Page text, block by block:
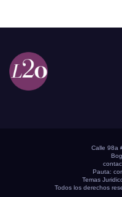
Calle 98a
Pauta:
Temas
Todos los derechos